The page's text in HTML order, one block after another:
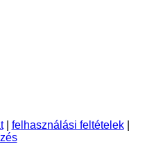
| felhasználási feltételek|